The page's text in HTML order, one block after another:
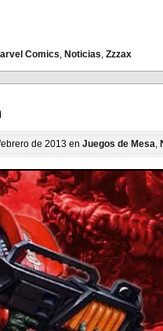
Comics, Noticias, Zzzax
de 2013 en Juegos de Mesa,